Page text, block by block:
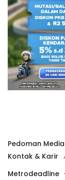
Pedoman
Kontak & Karir
Metrodeadline